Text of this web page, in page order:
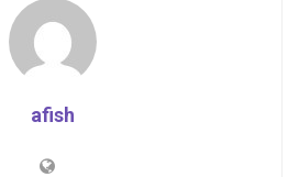
afish